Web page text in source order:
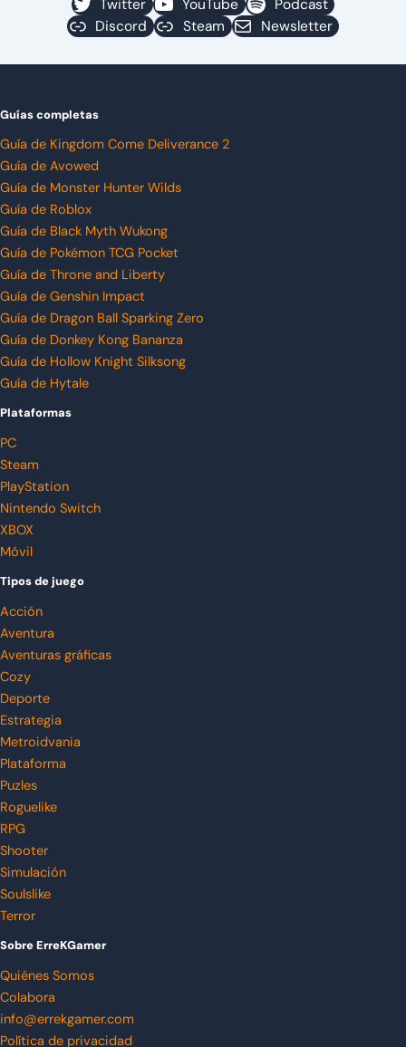
Twitter YouTube
Podcast
Discord
Steam Newsletter
Guías completas
Guía de Kingdom Come Deliverance 2
Guía de Avowed
Guía de Monster Hunter Wilds
Guía de Roblox
Guía de Black Myth Wukong
Guía de Pokémon TCG Pocket
Guía de Throne and Liberty
Guía de Genshin Impact
Guía de Dragon Ball Sparking Zero
Guía de Donkey Kong Bananza
Guía de Hollow Knight Silksong
Guía de Hytale
Plataformas
PC
Steam
PlayStation
Nintendo Switch
XBOX
Móvil
Tipos de juego
Acción
Aventura
Aventuras gráficas
Cozy
Deporte
Estrategia
Metroidvania
Plataforma
Puzles
Roguelike
RPG
Shooter
Simulación
Soulslike
Terror
Sobre ErreKGamer
Quiénes Somos
Colabora
info@errekgamer.com
Política de privacidad